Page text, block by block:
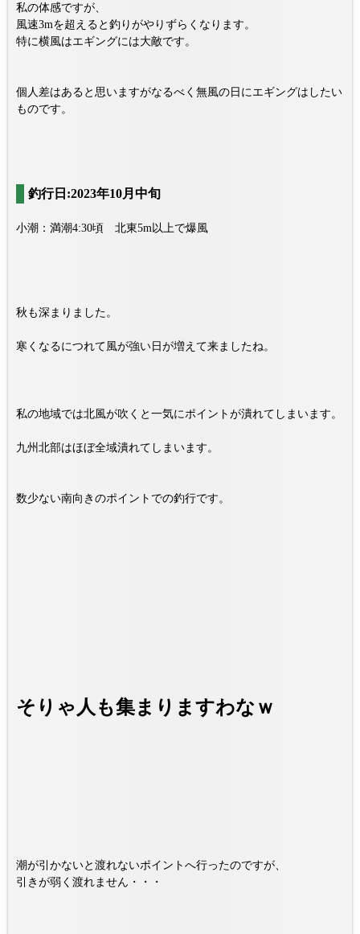
私の体感ですが、
風速3mを超えると釣りがやりずらくなります。
特に横風はエギングには大敵です。
個人差はあると思いますがなるべく無風の日にエギングはしたい
ものです。
釣行日:2023年10月中旬
小潮：満潮4:30頃 北東5m以上で爆風
秋も深まりました。
寒くなるにつれて風が強い日が増えて来ましたね。
私の地域では北風が吹くと一気にポイントが潰れてしまいます。
九州北部はほぼ全域潰れてしまいます。
数少ない南向きのポイントでの釣行です。
そりゃ人も集まりますわなｗ
潮が引かないと渡れないポイントへ行ったのですが、
引きが弱く渡れません・・・